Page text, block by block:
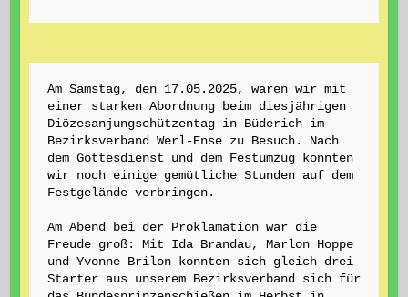
Am Samstag, den 17.05.2025, waren wir mit
einer starken Abordnung beim diesjährigen
Diözesanjungschützentag in Büderich im
Bezirksverband Werl-Ense zu Besuch. Nach
dem Gottesdienst und dem Festumzug konnten
wir noch einige gemütliche Stunden auf dem
Festgelände verbringen.
Am Abend bei der Proklamation war die
Freude groß: Mit Ida Brandau, Marlon Hoppe
und Yvonne Brilon konnten sich gleich drei
Starter aus unserem Bezirksverband sich für